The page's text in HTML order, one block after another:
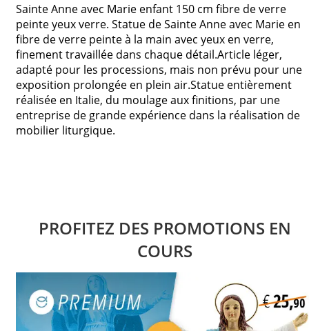
Sainte Anne avec Marie enfant 150 cm fibre de verre
peinte yeux verre. Statue de Sainte Anne avec Marie en
fibre de verre peinte à la main avec yeux en verre,
finement travaillée dans chaque détail.Article léger,
adapté pour les processions, mais non prévu pour une
exposition prolongée en plein air.Statue entièrement
réalisée en Italie, du moulage aux finitions, par une
entreprise de grande expérience dans la réalisation de
mobilier liturgique.
PROFITEZ DES PROMOTIONS EN
COURS